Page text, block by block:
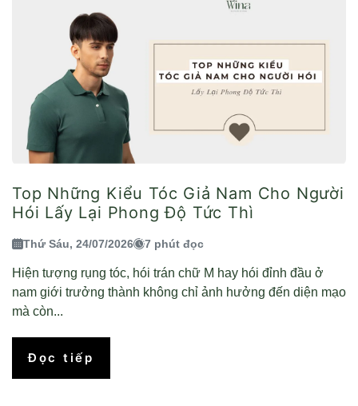
Top Những Kiểu Tóc Giả Nam Cho Người
Hói Lấy Lại Phong Độ Tức Thì
Thứ Sáu, 24/07/2026 7 phút đọc
Hiện tượng rụng tóc, hói trán chữ M hay hói đỉnh đầu ở
nam giới trưởng thành không chỉ ảnh hưởng đến diện mạo
mà còn...
Đọc tiếp